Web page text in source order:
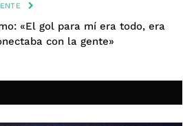
«El gol para mí era todo, era
con la gente»